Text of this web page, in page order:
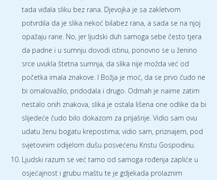
tada viđala sliku bez rana. Djevojka je sa zakletvom
potvrdila da je slika nekoć bilabez rana, a sada se na njoj
opažaju rane. No, jer ljudski duh samoga sebe često tjera
da padne i u sumnju dovodi istinu, ponovno se u ženino
srce uvukla štetna sumnja, da slika nije možda već od
početka imala znakove. I Božja je moć, da se prvo čudo ne
bi omalovažilo, pridodala i drugo. Odmah je naime zatim
nestalo onih znakova, slika je ostala lišena one odlike da bi
slijedeće čudo bilo dokazom za prijašnje. Vidio sam ovu
udatu ženu bogatu krepostima; vidio sam, priznajem, pod
svjetovnim odijelom dušu posvećenu Kristu Gospodinu.
Ljudski razum se već tamo od samoga rođenja zapliće u
osjećajnost i grubu maštu te je gdjekada prolaznim